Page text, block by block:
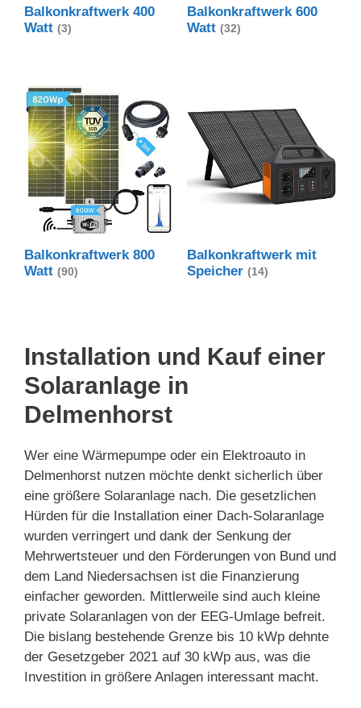
Balkonkraftwerk 400
Watt (3)
Balkonkraftwerk 600
Watt (32)
Balkonkraftwerk 800
Watt (90)
Balkonkraftwerk mit
Speicher (14)
Installation und Kauf einer
Solaranlage in
Delmenhorst
Wer eine Wärmepumpe oder ein Elektroauto in
Delmenhorst nutzen möchte denkt sicherlich über
eine größere Solaranlage nach. Die gesetzlichen
Hürden für die Installation einer Dach-Solaranlage
wurden verringert und dank der Senkung der
Mehrwertsteuer und den Förderungen von Bund und
dem Land Niedersachsen ist die Finanzierung
einfacher geworden. Mittlerweile sind auch kleine
private Solaranlagen von der EEG-Umlage befreit.
Die bislang bestehende Grenze bis 10 kWp dehnte
der Gesetzgeber 2021 auf 30 kWp aus, was die
Investition in größere Anlagen interessant macht.